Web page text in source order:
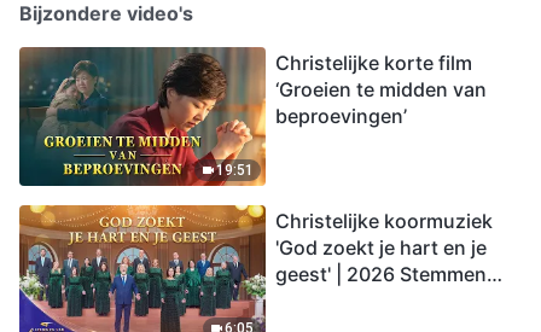
Bijzondere video's
19:51
Christelijke korte film
‘Groeien te midden van
beproevingen’
6:05
Christelijke koormuziek
'God zoekt je hart en je
geest' | 2026 Stemmen